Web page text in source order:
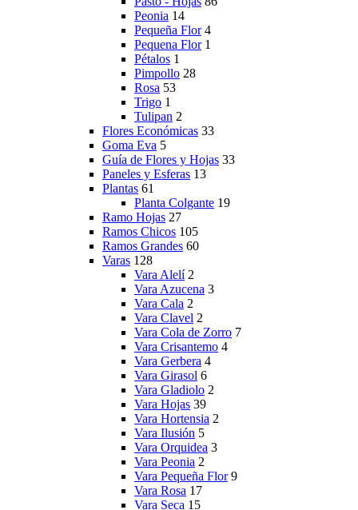
Peonia 14
Pequeña Flor 4
Pequena Flor 1
Pétalos 1
Pimpollo 28
Rosa 53
Trigo 1
Tulipan 2
Flores Económicas 33
Goma Eva 5
Guía de Flores y Hojas 33
Paneles y Esferas 13
Plantas 61
Planta Colgante 19
Ramo Hojas 27
Ramos Chicos 105
Ramos Grandes 60
Varas 128
Vara Alelí 2
Vara Azucena 3
Vara Cala 2
Vara Clavel 2
Vara Cola de Zorro 7
Vara Crisantemo 4
Vara Gerbera 4
Vara Girasol 6
Vara Gladiolo 2
Vara Hojas 39
Vara Hortensia 2
Vara Ilusión 5
Vara Orquidea 3
Vara Peonia 2
Vara Pequeña Flor 9
Vara Rosa 17
Vara Seca 15